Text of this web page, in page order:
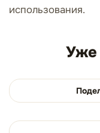
использования.
Уже